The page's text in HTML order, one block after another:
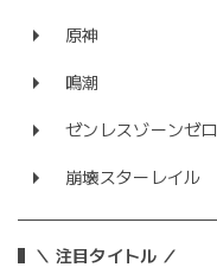
原神
鳴潮
ゼンレスゾーンゼロ
崩壊スターレイル
＼ 注目タイトル ／